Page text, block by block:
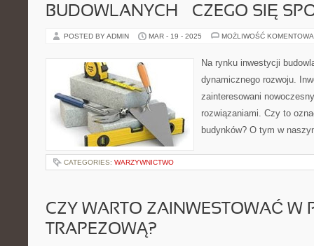
BUDOWLANYCH – CZEGO SIĘ
POSTED BY ADMIN MAR - 19 - 2025 MOŻLIWOŚĆ
Na rynku inwestycji
dynamicznego rozwoju.
zainteresowani
rozwiązaniami. Czy to
budynków? O tym w
CATEGORIES: WARZYWNICTWO
CZY WARTO ZAINWESTOWAĆ W
TRAPEZOWĄ?